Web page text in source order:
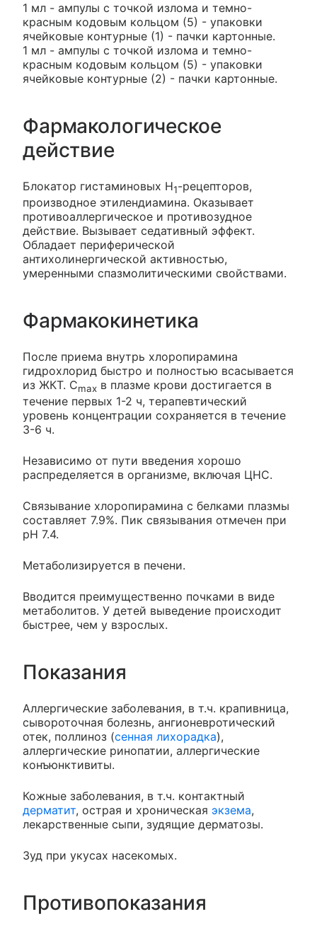
1 мл - ампулы с точкой излома и темно-
красным кодовым кольцом (5) - упаковки
ячейковые контурные (1) - пачки картонные.
1 мл - ампулы с точкой излома и темно-
красным кодовым кольцом (5) - упаковки
ячейковые контурные (2) - пачки картонные.
Фармакологическое
действие
Блокатор гистаминовых H1-рецепторов,
производное этилендиамина. Оказывает
противоаллергическое и противозудное
действие. Вызывает седативный эффект.
Обладает периферической
антихолинергической активностью,
умеренными спазмолитическими свойствами.
Фармакокинетика
После приема внутрь хлоропирамина
гидрохлорид быстро и полностью всасывается
из ЖКТ. Cmax в плазме крови достигается в
течение первых 1-2 ч, терапевтический
уровень концентрации сохраняется в течение
3-6 ч.
Независимо от пути введения хорошо
распределяется в организме, включая ЦНС.
Связывание хлоропирамина с белками плазмы
составляет 7.9%. Пик связывания отмечен при
pH 7.4.
Метаболизируется в печени.
Вводится преимущественно почками в виде
метаболитов. У детей выведение происходит
быстрее, чем у взрослых.
Показания
Аллергические заболевания, в т.ч. крапивница,
сывороточная болезнь, ангионевротический
отек, поллиноз (сенная лихорадка),
аллергические ринопатии, аллергические
конъюнктивиты.
Кожные заболевания, в т.ч. контактный
дерматит, острая и хроническая экзема,
лекарственные сыпи, зудящие дерматозы.
Зуд при укусах насекомых.
Противопоказания